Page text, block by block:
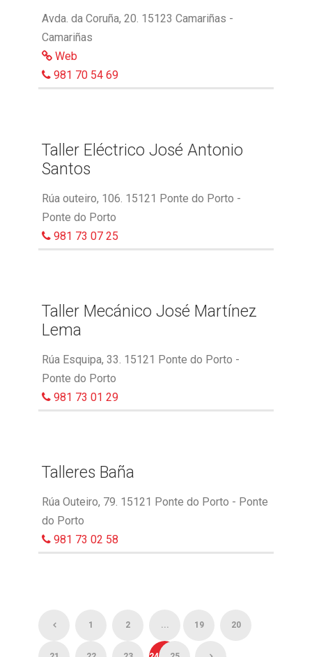
Avda. da Coruña, 20. 15123 Camariñas -
Camariñas
Web
981 70 54 69
Taller Eléctrico José Antonio
Santos
Rúa outeiro, 106. 15121 Ponte do Porto -
Ponte do Porto
981 73 07 25
Taller Mecánico José Martínez
Lema
Rúa Esquipa, 33. 15121 Ponte do Porto -
Ponte do Porto
981 73 01 29
Talleres Baña
Rúa Outeiro, 79. 15121 Ponte do Porto - Ponte
do Porto
981 73 02 58
1 2 ... 19 20